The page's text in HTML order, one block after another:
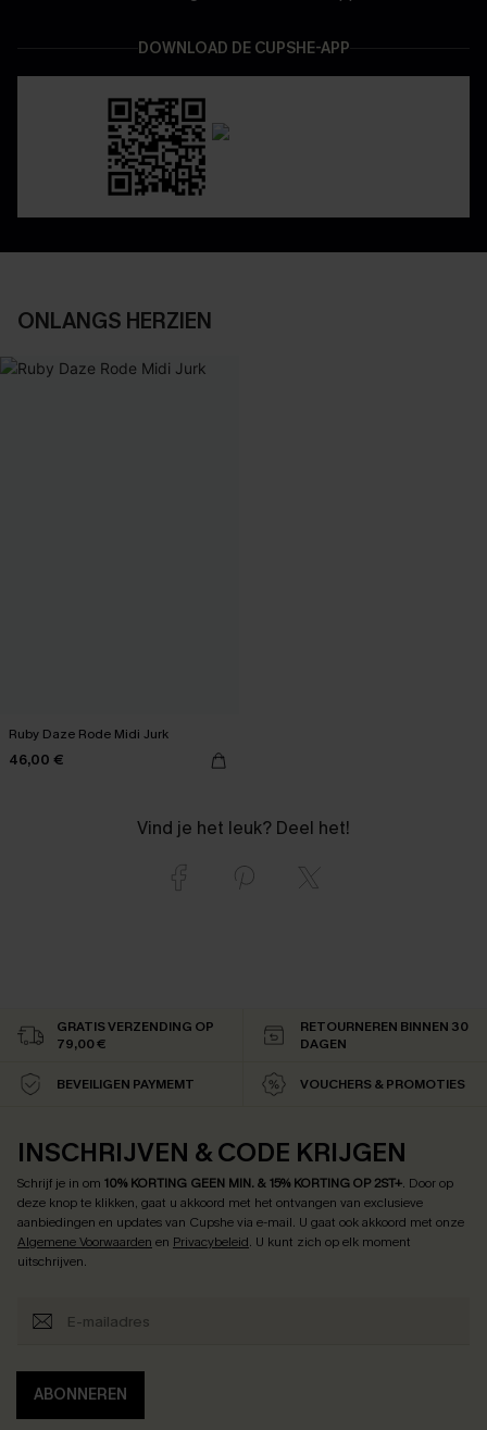
DOWNLOAD DE CUPSHE-APP
ONLANGS HERZIEN
Ruby Daze Rode Midi Jurk
46,00 €
Vind je het leuk? Deel het!
GRATIS VERZENDING OP
79,00 €
RETOURNEREN BINNEN 30
DAGEN
BEVEILIGEN PAYMEMT VOUCHERS & PROMOTIES
INSCHRIJVEN & CODE KRIJGEN
Schrijf je in om 10% KORTING GEEN MIN. & 15% KORTING OP 2ST+. Door op
deze knop te klikken, gaat u akkoord met het ontvangen van exclusieve
aanbiedingen en updates van Cupshe via e-mail. U gaat ook akkoord met onze
Algemene Voorwaarden en Privacybeleid. U kunt zich op elk moment
uitschrijven.
ABONNEREN